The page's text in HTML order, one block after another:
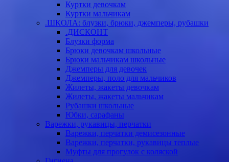
Куртки девочкам
Куртки мальчикам
.ШКОЛА: блузки, брюки, джемперы, рубашки
.ДИСКОНТ
Блузки форма
Брюки девочкам школьные
Брюки мальчикам школьные
Джемперы для девочек
Джемперы, поло для мальчиков
Жилеты, жакеты девочкам
Жилеты, жакеты мальчикам
Рубашки школьные
Юбки, сарафаны
Варежки, рукавицы, перчатки
Варежки, перчатки демисезонные
Варежки, перчатки, рукавицы теплые
Муфты для прогулок с коляской